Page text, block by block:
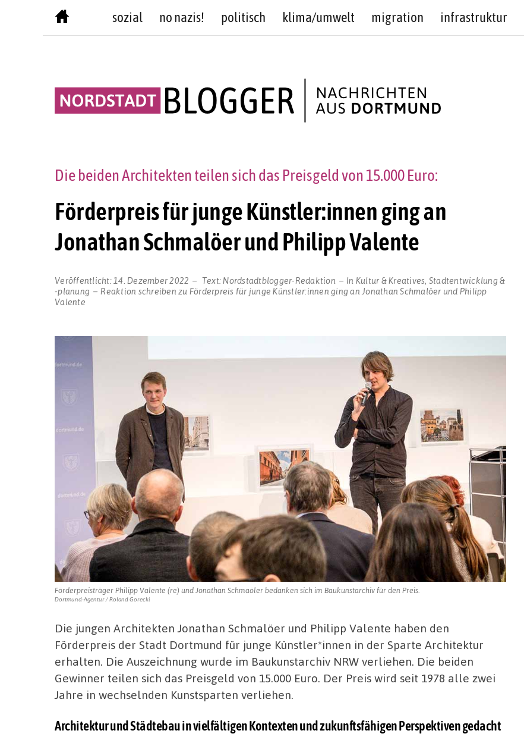
sozial no nazis! politisch klima/umwelt migration infrastruktur
Förderpreis für junge Künstler:innen ging an
Jonathan Schmalöer und Philipp Valente
Die beiden Architekten teilen sich das Preisgeld von 15.000 Euro:
Veröffentlicht: 14. Dezember 2022 Text: Nordstadtblogger-Redaktion In Kultur & Kreatives Stadtentwicklung &
-planung
Reaktion schreiben zu Förderpreis für junge Künstler:innen ging an Jonathan Schmalöer und Philipp
Valente
Förderpreisträger Philipp Valente (re) und Jonathan Schmaöler bedanken sich im Baukunstarchiv für den Preis.
Dortmund-Agentur / Roland Gorecki
Die jungen Architekten Jonathan Schmalöer und Philipp Valente haben den
Förderpreis der Stadt Dortmund für junge Künstler*innen in der Sparte Architektur
erhalten. Die Auszeichnung wurde im Baukunstarchiv NRW verliehen. Die beiden
Gewinner teilen sich das Preisgeld von 15.000 Euro. Der Preis wird seit 1978 alle zwei
Jahre in wechselnden Kunstsparten verliehen.
Architektur und Städtebau in vielfältigen Kontexten und zukunftsfähigen Perspektiven gedacht